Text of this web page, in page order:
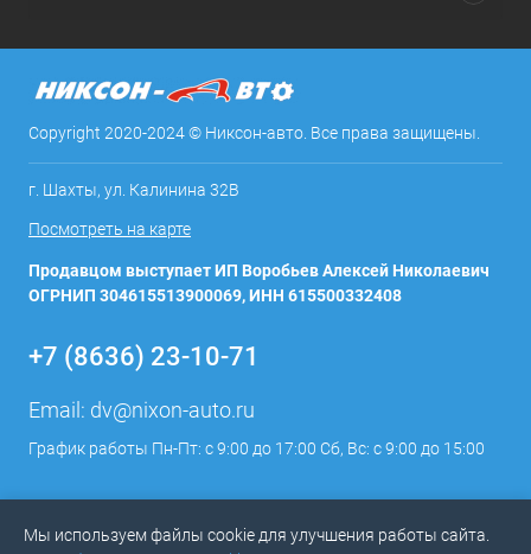
Мы используем файлы cookie для улучшения работы сайта.
Copyright 2020-2024 © Никсон-авто. Все права защищены.
г. Шахты, ул. Калинина 32В
Посмотреть на карте
Продавцом выступает ИП Воробьев Алексей Николаевич
ОГРНИП 304615513900069, ИНН 615500332408
+7 (8636) 23-10-71
Email: dv@nixon-auto.ru
График работы Пн-Пт: с 9:00 до 17:00 Сб, Вс: с 9:00 до 15:00